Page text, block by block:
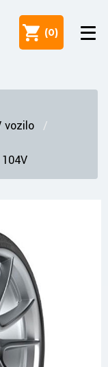
(0)
vozilo